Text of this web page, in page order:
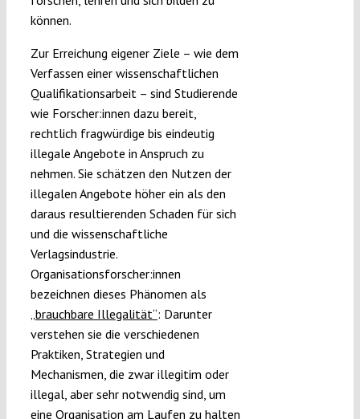
können.
Zur Erreichung eigener Ziele – wie dem
Verfassen einer wissenschaftlichen
Qualifikationsarbeit – sind Studierende
wie Forscher:innen dazu bereit,
rechtlich fragwürdige bis eindeutig
illegale Angebote in Anspruch zu
nehmen. Sie schätzen den Nutzen der
illegalen Angebote höher ein als den
daraus resultierenden Schaden für sich
und die wissenschaftliche
Verlagsindustrie.
Organisationsforscher:innen
bezeichnen dieses Phänomen als
„brauchbare Illegalität“: Darunter
verstehen sie die verschiedenen
Praktiken, Strategien und
Mechanismen, die zwar illegitim oder
illegal, aber sehr notwendig sind, um
eine Organisation am Laufen zu halten